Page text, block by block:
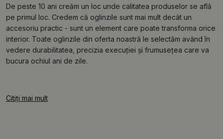
De peste 10 ani creăm un loc unde calitatea produselor se află
pe primul loc. Credem că oglinzile sunt mai mult decât un
accesoriu practic - sunt un element care poate transforma orice
interior. Toate oglinzile din oferta noastră le selectăm având în
vedere durabilitatea, precizia execuției și frumusețea care va
bucura ochiul ani de zile.
Citiți mai mult